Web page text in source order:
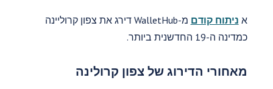
א ניתוח קודם
מ-WalletHub דירג את צפון קרוליינה
כמדינה ה-19 החדשנית ביותר.
מאחורי הדירוג של צפון קרולינה